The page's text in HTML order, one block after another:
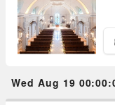
Wed Aug 19